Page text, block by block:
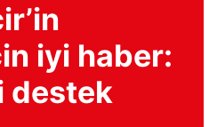
iyi haber:
destek